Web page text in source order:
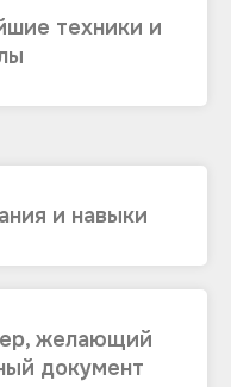
техники и
и навыки
желающий
документ